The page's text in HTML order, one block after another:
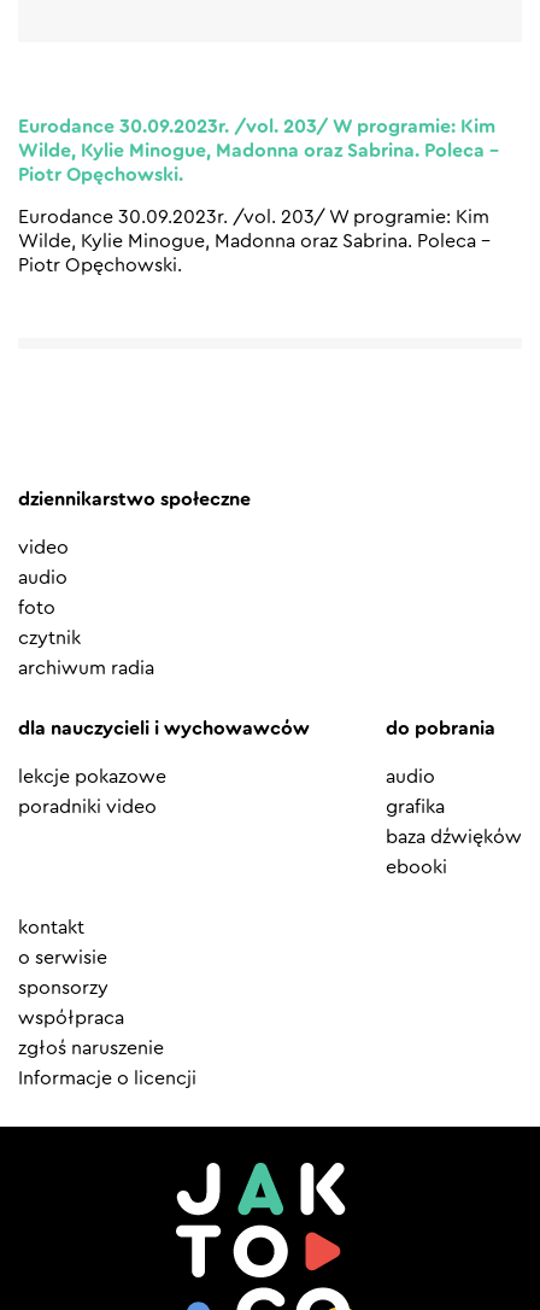
Eurodance 30.09.2023r. /vol. 203/ W programie: Kim
Wilde, Kylie Minogue, Madonna oraz Sabrina. Poleca –
Piotr Opęchowski.
Eurodance 30.09.2023r. /vol. 203/ W programie: Kim
Wilde, Kylie Minogue, Madonna oraz Sabrina. Poleca –
Piotr Opęchowski.
dziennikarstwo społeczne
video
audio
foto
czytnik
archiwum radia
dla nauczycieli i wychowawców
lekcje pokazowe
poradniki video
do pobrania
audio
grafika
baza dźwięków
ebooki
Element
menu
kontakt
o serwisie
sponsorzy
współpraca
zgłoś naruszenie
Informacje o licencji